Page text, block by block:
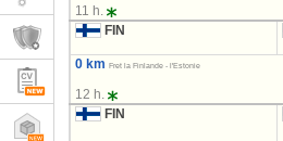
11 h.
FIN
0 km Fret la Finlande - l'Estonie
12 h.
FIN